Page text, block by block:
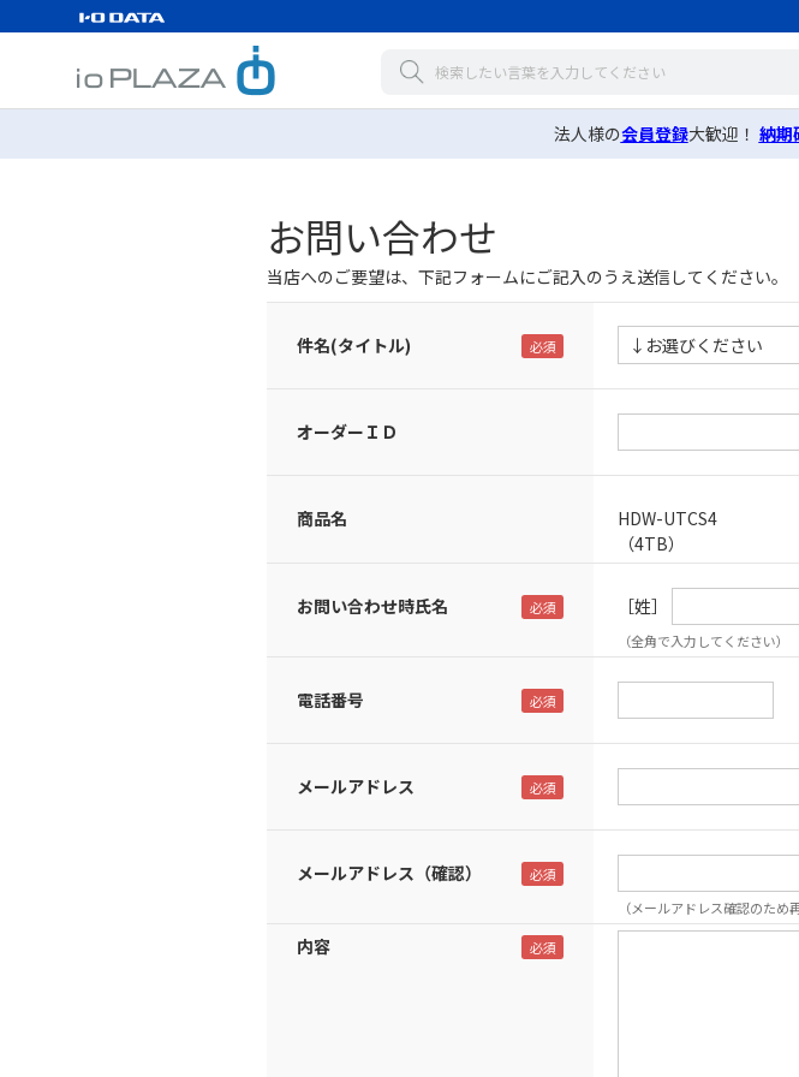
法人様の会員登録大歓迎！ 納期
お問い合わせ
当店へのご要望は、下記フォームにご記入のうえ送信してください。
件名(タイトル)
オーダーＩＤ
商品名
HDW-UTCS4
（4TB）
お問い合わせ時氏名 ［姓］
（全角で入力してください）
電話番号
メールアドレス
メールアドレス（確認）
（メールアドレス確認のた
内容